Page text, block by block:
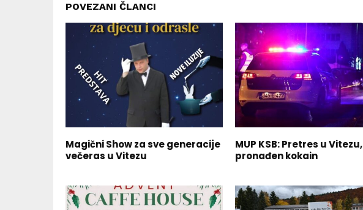
POVEZANI ČLANCI
Magični Show za sve generacije
večeras u Vitezu
MUP KSB: Pretres u Vitezu,
pronađen kokain